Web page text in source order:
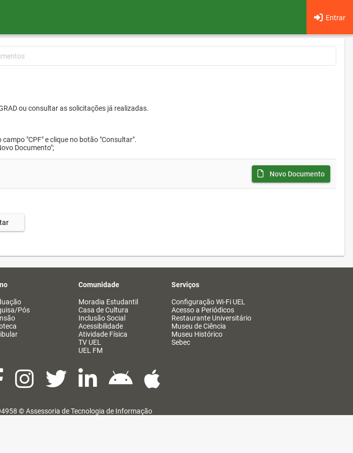
Entrar
ou consultar as solicitações já realizadas.
"CPF" e clique no botão "Consultar".
Documento";
Novo Documento
Pós
Comunidade
Moradia Estudantil
Casa de Cultura
Inclusão Social
Acessibilidade
Atividade Física
TV UEL
UEL FM
Serviços
Configuração Wi-Fi UEL
Acesso a Periódicos
Restaurante Universitário
Museu de Ciência
Museu Histórico
Sebec
©Assessoria de Tecnologia de Informação